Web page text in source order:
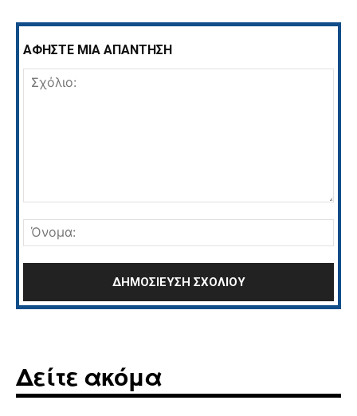
ΑΦΗΣΤΕ ΜΙΑ ΑΠΑΝΤΗΣΗ
Δείτε ακόμα